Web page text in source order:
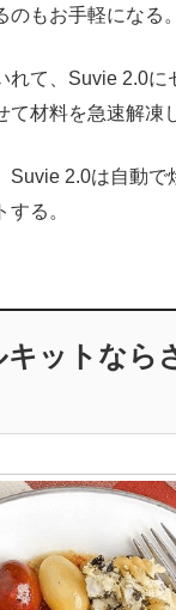
もお手軽になる。
れて、Suvie 2.0に
て材料を急速解凍
Suvie 2.0は自動で
る。
キットなら